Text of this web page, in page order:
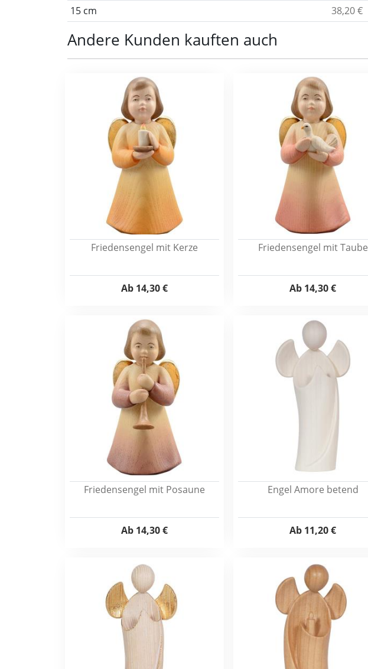
15 cm
38,20 €
Andere Kunden kauften auch
Friedensengel mit Kerze
Ab 14,30 €
Friedensengel mit Taube
Ab 14,30 €
Friedensengel mit Posaune
Ab 14,30 €
Engel Amore betend
Ab 11,20 €